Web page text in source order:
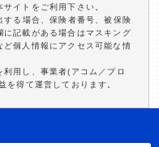
イトをご利用下さい。
る場合、保険者番号、被保険
記載がある場合はマスキング
ど個人情報にアクセス可能な情
用し、事業者(アコム／プロ
を得て運営しております。